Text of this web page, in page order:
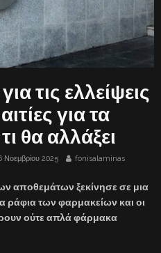
τις ελλείψεις
για τα
θα αλλάξει
Νοεμβρίου 2025 fonisalaminas
αποθεμάτων ξεκίνησε σε μια
ράφια των φαρμακείων και οι
ούτε απλά φάρμακα